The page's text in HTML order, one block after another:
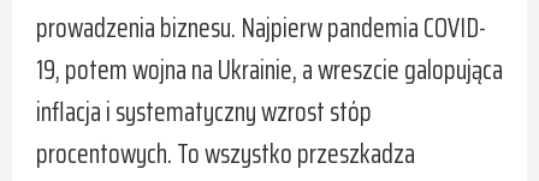
prowadzenia biznesu. Najpierw pandemia COVID-
19, potem wojna na Ukrainie, a wreszcie galopująca
inflacja i systematyczny wzrost stóp
procentowych. To wszystko przeszkadza